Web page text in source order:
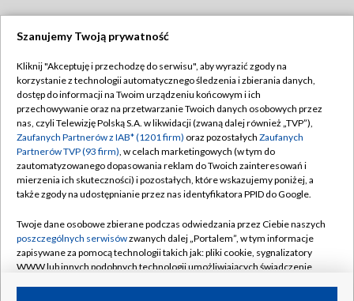
TVP
Abonament TVP
Emisja w TVP
Centrum informacji TVP
Naziemna Telewizja Cyfrowa
Rada Programowa
System NOS
Informacje o nadawcy
Regulamin TVP
Polityka prywatności
Moje zgody
Pomoc
Kontakt
Kanały
Szanujemy Twoją prywatność
Kliknij "Akceptuję i przechodzę do serwisu", aby wyrazić zgody na
korzystanie z technologii automatycznego śledzenia i zbierania danych,
dostęp do informacji na Twoim urządzeniu końcowym i ich
przechowywanie oraz na przetwarzanie Twoich danych osobowych przez
nas, czyli Telewizję Polską S.A. w likwidacji (zwaną dalej również „TVP”),
Zaufanych Partnerów z IAB* (1201 firm) oraz pozostałych Zaufanych
Partnerów TVP (93 firm), w celach marketingowych (w tym do
zautomatyzowanego dopasowania reklam do Twoich zainteresowań i
mierzenia ich skuteczności) i pozostałych, które wskazujemy poniżej, a
także zgody na udostępnianie przez nas identyfikatora PPID do Google.
Twoje dane osobowe zbierane podczas odwiedzania przez Ciebie naszych
poszczególnych serwisówzwanych dalej „Portalem”, w tym informacje
zapisywane za pomocą technologii takich jak: pliki cookie, sygnalizatory
WWW lub innych podobnych technologii umożliwiających świadczenie